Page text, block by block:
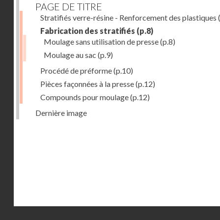
PAGE DE TITRE
Stratifiés verre-résine - Renforcement des plastiques
Fabrication des stratifiés (p.8)
Moulage sans utilisation de presse(p.8)
Moulage au sac (p.9)
Procédé de préforme(p.10)
Pièces façonnées à la presse(p.12)
Compounds pour moulage(p.12)
Dernière image